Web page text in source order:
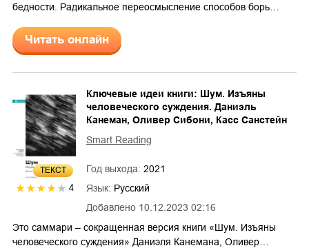
бедности. Радикальное переосмысление способов борь…
Читать онлайн
ТЕКСТ
4
Добавлено 10.12.2023 02:16
Ключевые идеи книги: Шум. Изъяны
человеческого суждения. Даниэль
Канеман, Оливер Сибони, Касс Санстейн
Smart Reading
Год выхода: 2021
Язык: Русский
Это саммари – сокращенная версия книги «Шум. Изъяны
человеческого суждения» Даниэля Канемана, Оливер…